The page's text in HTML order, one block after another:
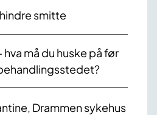
smitte
hva må du huske på før
Drammen sykehus